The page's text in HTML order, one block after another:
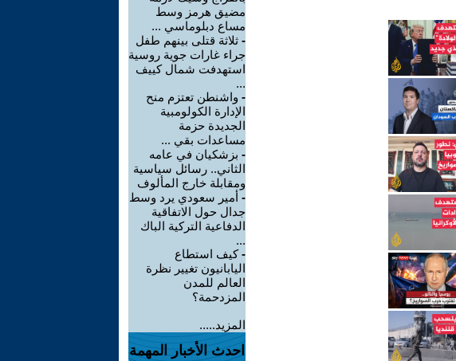
مضيق هرمز وسط
مساع دبلوماسي ...
- ثلاثة قتلى بينهم طفل
جراء غارات جوية روسية
استهدفت شمال كييف
...
- واشنطن تعتزم منح
الإدارة الكولومبية
الجديدة حزمة
مساعدات بقي ...
- بزشكيان في عامه
الثاني.. رسائل سياسية
ومقابلة خارج المألوف
- أمير سعودي يرد وسط
جدال حول الاتفاقية
الدفاعية التركية الباك
...
-كيف استطاع
اليابانيون تغيير نظرة
العالم للمدن
المزدحمة؟
المزيد.....
احدث الأخبار المهمة